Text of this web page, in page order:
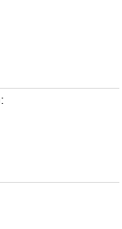
L2115 ,3.0out of5